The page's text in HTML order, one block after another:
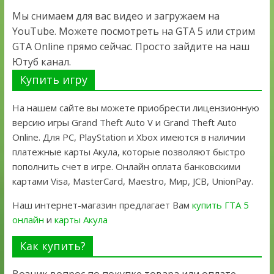
Мы снимаем для вас видео и загружаем на
YouTube. Можете посмотреть на GTA 5 или стрим
GTA Online прямо сейчас. Просто зайдите на наш
Ютуб канал.
Купить игру
На нашем сайте вы можете приобрести лицензионную
версию игры Grand Theft Auto V и Grand Theft Auto
Online. Для PC, PlayStation и Xbox имеются в наличии
платежные карты Акула, которые позволяют быстро
пополнить счет в игре. Онлайн оплата банковскими
картами Visa, MasterCard, Maestro, Мир, JCB, UnionPay.
Наш интернет-магазин предлагает Вам купить ГТА 5
онлайн и карты Акула
Как купить?